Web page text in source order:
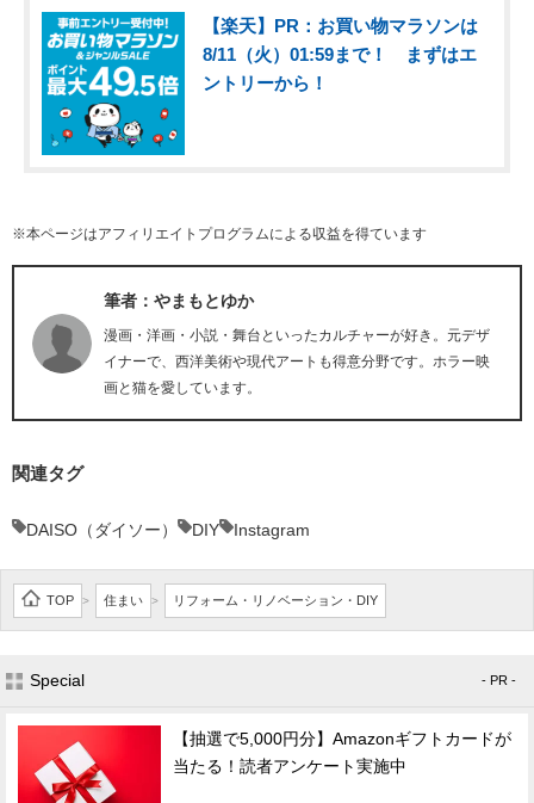
【楽天】PR：お買い物マラソンは
8/11（火）01:59まで！ まずはエ
ントリーから！
※本ページはアフィリエイトプログラムによる収益を得ています
筆者：やまもとゆか
漫画・洋画・小説・舞台といったカルチャーが好き。元デザ
イナーで、西洋美術や現代アートも得意分野です。ホラー映
画と猫を愛しています。
関連タグ
DAISO（ダイソー） DIY Instagram
TOP > 住まい > リフォーム・リノベーション・DIY
Special - PR -
【抽選で5,000円分】Amazonギフトカードが
当たる！読者アンケート実施中